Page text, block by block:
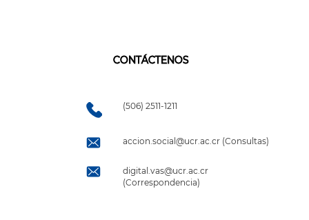
CONTÁCTENOS
(506) 2511-1211
accion.social@ucr.ac.cr (Consultas)
digital.vas@ucr.ac.cr
(Correspondencia)